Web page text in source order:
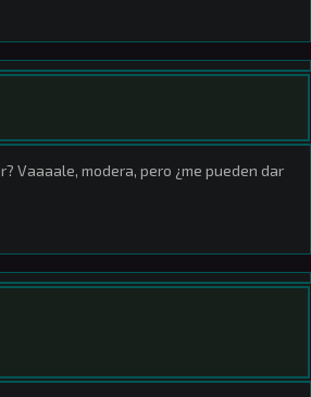
Vaaaale, modera, pero ¿me pueden dar